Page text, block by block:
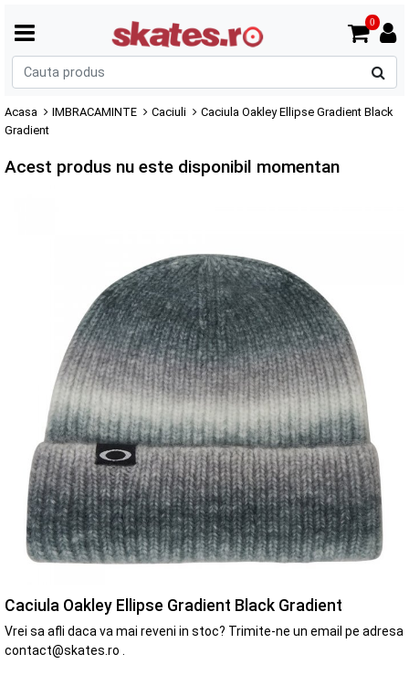
0
Acasa IMBRACAMINTE Caciuli
Caciula Oakley Ellipse Gradient Black
Gradient
Acest produs nu este disponibil momentan
Caciula Oakley Ellipse Gradient Black Gradient
Vrei sa afli daca va mai reveni in stoc? Trimite-ne un email pe adresa
contact@skates.ro .